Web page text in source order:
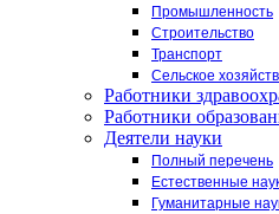
Промышленность
Строительство
Транспорт
Сельское
Работники
Работники
Деятели науки
Полный перечень
Естественные
Гуманитарные